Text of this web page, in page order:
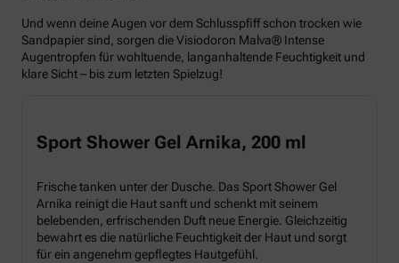
Und wenn deine Augen vor dem Schlusspfiff schon trocken wie
Sandpapier sind, sorgen die Visiodoron Malva® Intense
Augentropfen für wohltuende, langanhaltende Feuchtigkeit und
klare Sicht – bis zum letzten Spielzug!
Sport Shower Gel Arnika, 200 ml
Frische tanken unter der Dusche. Das Sport Shower Gel
Arnika reinigt die Haut sanft und schenkt mit seinem
belebenden, erfrischenden Duft neue Energie. Gleichzeitig
bewahrt es die natürliche Feuchtigkeit der Haut und sorgt
für ein angenehm gepflegtes Hautgefühl.